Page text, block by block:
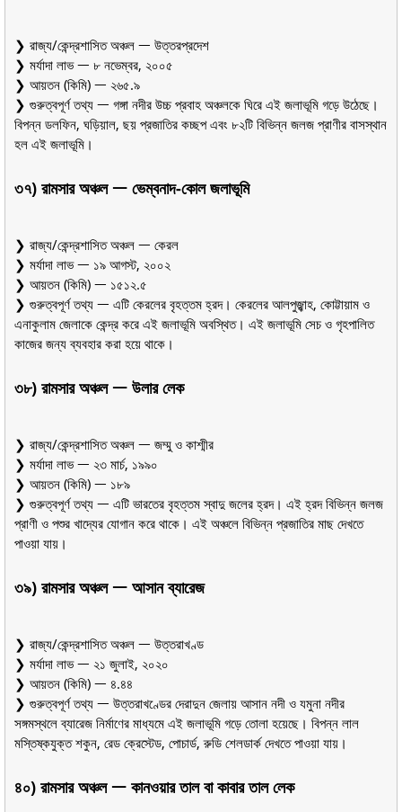
❯ রাজ্য/কেন্দ্রশাসিত অঞ্চল ᅳ উত্তরপ্রদেশ
❯ মর্যাদা লাভ ᅳ ৮ নভেম্বর, ২০০৫
❯ আয়তন (কিমি) ᅳ ২৬৫.৯
❯ গুরুত্বপূর্ণ তথ্য ᅳ গঙ্গা নদীর উচ্চ প্রবাহ অঞ্চলকে ঘিরে এই জলাভূমি গড়ে উঠেছে।
বিপন্ন ডলফিন, ঘড়িয়াল, ছয় প্রজাতির কচ্ছপ এবং ৮২টি বিভিন্ন জলজ প্রাণীর বাসস্থান
হল এই জলাভূমি।
৩৭) রামসার অঞ্চল ᅳ ভেম্বনাদ-কোল জলাভূমি
❯ রাজ্য/কেন্দ্রশাসিত অঞ্চল ᅳ কেরল
❯ মর্যাদা লাভ ᅳ ১৯ আগস্ট, ২০০২
❯ আয়তন (কিমি) ᅳ ১৫১২.৫
❯ গুরুত্বপূর্ণ তথ্য ᅳ এটি কেরলের বৃহত্তম হ্রদ। কেরলের আলপুজ্ঝাহ, কোট্টায়াম ও
এনাকুলাম জেলাকে কেন্দ্র করে এই জলাভূমি অবস্থিত। এই জলাভূমি সেচ ও গৃহপালিত
কাজের জন্য ব্যবহার করা হয়ে থাকে।
৩৮) রামসার অঞ্চল ᅳ উলার লেক
❯ রাজ্য/কেন্দ্রশাসিত অঞ্চল ᅳ জম্মু ও কাশ্মীর
❯ মর্যাদা লাভ ᅳ ২৩ মার্চ, ১৯৯০
❯ আয়তন (কিমি) ᅳ ১৮৯
❯ গুরুত্বপূর্ণ তথ্য ᅳ এটি ভারতের বৃহত্তম স্বাদু জলের হ্রদ। এই হ্রদ বিভিন্ন জলজ
প্রাণী ও পশুর খাদ্যের যোগান করে থাকে। এই অঞ্চলে বিভিন্ন প্রজাতির মাছ দেখতে
পাওয়া যায়।
৩৯) রামসার অঞ্চল ᅳ আসান ব্যারেজ
❯ রাজ্য/কেন্দ্রশাসিত অঞ্চল ᅳ উত্তরাখণ্ড
❯ মর্যাদা লাভ ᅳ ২১ জুলাই, ২০২০
❯ আয়তন (কিমি) ᅳ ৪.৪৪
❯ গুরুত্বপূর্ণ তথ্য ᅳ উত্তরাখণ্ডের দেরাদুন জেলায় আসান নদী ও যমুনা নদীর
সঙ্গমস্থলে ব্যারেজ নির্মাণের মাধ্যমে এই জলাভূমি গড়ে তোলা হয়েছে। বিপন্ন লাল
মস্তিষ্কযুক্ত শকুন, রেড ক্রেস্টেড, পোচার্ড, রুডি শেলডার্ক দেখতে পাওয়া যায়।
৪০) রামসার অঞ্চল ᅳ কানওয়ার তাল বা কাবার তাল লেক